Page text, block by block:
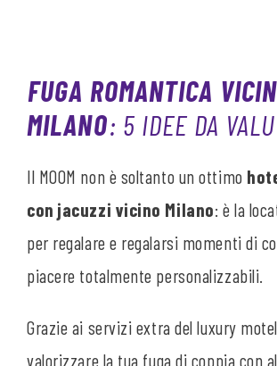
FUGA ROMANTICA
MILANO: 5 IDEE DA
Il MOOM non è soltanto un ottimo
con jacuzzi vicino Milano: è la
per regalare e regalarsi momenti di
piacere totalmente personalizzabili.
Grazie ai servizi extra del luxury
valorizzare la tua fuga di coppia con